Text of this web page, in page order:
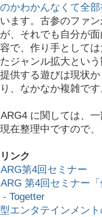
かわかんなくて全
ます。古参のファ
、それでも自分が
で、作り手として
ジャンル拡大とい
提供する遊びは現状
、なかなか複雑です
に関しては、
在整理中ですので
ンク
第4回セミナー
第4回セミナー
- Togetter
エンタテインメン